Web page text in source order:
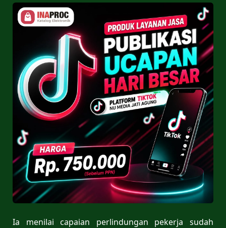
Ia menilai capaian perlindungan pekerja sudah